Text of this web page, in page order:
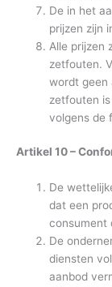
De in het
prijzen zijn
Alle prijzen
zetfouten.
wordt geen
zetfouten
volgens de
Artikel 10 –
De
dat een
consument
De
diensten
aanbod